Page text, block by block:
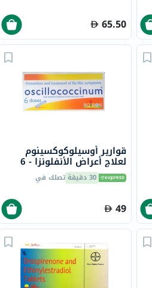
65.50
قوارير أوسيلوكوكسينوم
لعلاج أعراض الأنفلونزا - 6
قوارير 30 دقيقة تصلك في
49